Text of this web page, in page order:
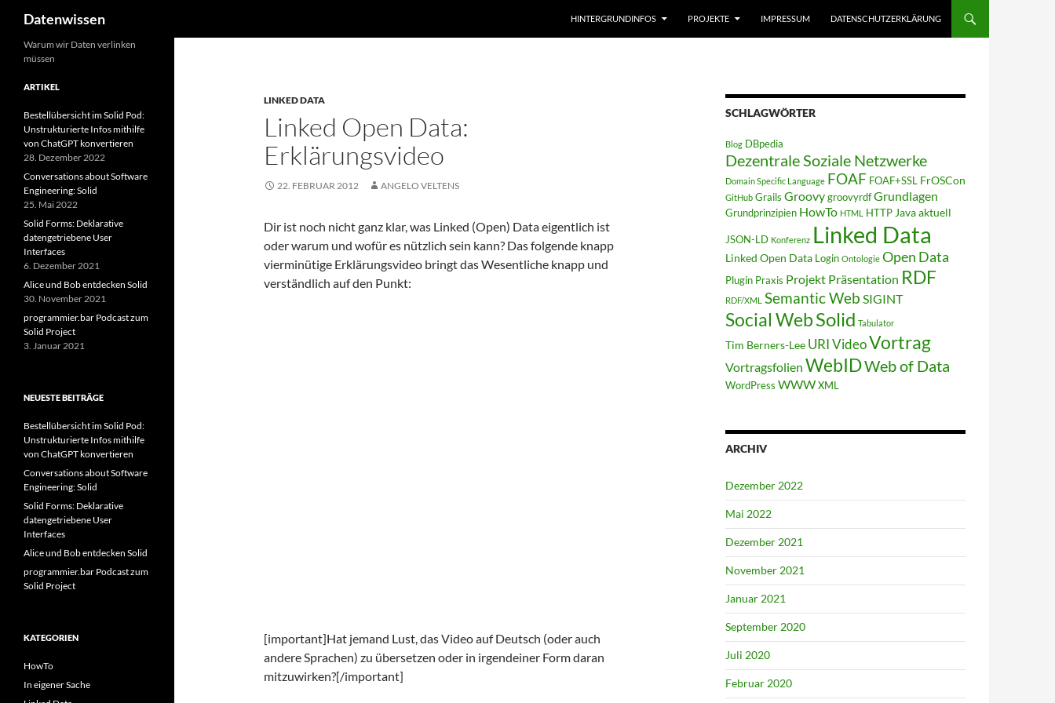
Zum
Inhalt
springen
Datenwissen HINTERGRUNDINFOS PROJEKTE IMPRESSUM DATENSCHUTZERKLÄRUNG
LINKED DATA
Linked Open Data:
Erklärungsvideo
22. FEBRUAR 2012 ANGELO VELTENS
Dir ist noch nicht ganz klar, was Linked (Open) Data eigentlich ist
oder warum und wofür es nützlich sein kann? Das folgende knapp
vierminütige Erklärungsvideo bringt das Wesentliche knapp und
verständlich auf den Punkt:
[important]Hat jemand Lust, das Video auf Deutsch (oder auch
andere Sprachen) zu übersetzen oder in irgendeiner Form daran
mitzuwirken?[/important]
SCHLAGWÖRTER
Blog DBpedia
Dezentrale Soziale Netzwerke
Domain Specific Language FOAF FOAF+SSL FrOSCon
GitHub Grails GroovygroovyrdfGrundlagen
Grundprinzipien HowTo HTML HTTP Java aktuell
JSON-LD Konferenz Linked Data
Linked Open Data Login Ontologie Open Data
Plugin Praxis Projekt Präsentation RDF
RDF/XML Semantic Web SIGINT
Social WebSolid Tabulator
Tim Berners-Lee URIVideoVortrag
Vortragsfolien WebIDWeb of Data
WordPress WWWXML
ARCHIV
Dezember 2022
Mai 2022
Dezember 2021
November 2021
Januar 2021
September 2020
Juli 2020
Februar 2020
Warum wir Daten verlinken
müssen
ARTIKEL
Bestellübersicht im Solid Pod:
Unstrukturierte Infos mithilfe
von ChatGPT konvertieren
28. Dezember 2022
Conversations about Software
Engineering: Solid
25. Mai 2022
Solid Forms: Deklarative
datengetriebene User
Interfaces
6. Dezember 2021
Alice und Bob entdecken Solid
30. November 2021
programmier.bar Podcast zum
Solid Project
3. Januar 2021
NEUESTE BEITRÄGE
Bestellübersicht im Solid Pod:
Unstrukturierte Infos mithilfe
von ChatGPT konvertieren
Conversations about Software
Engineering: Solid
Solid Forms: Deklarative
datengetriebene User
Interfaces
Alice und Bob entdecken Solid
programmier.bar Podcast zum
Solid Project
KATEGORIEN
HowTo
In eigener Sache